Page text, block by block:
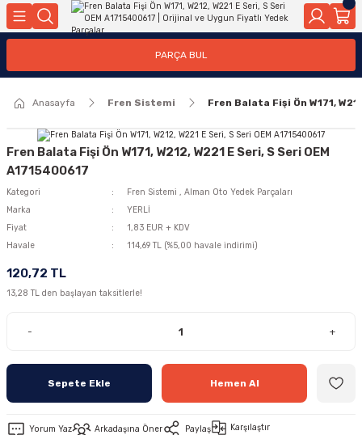
Geri Dön
Geri Dön
Geri Dön
Yakıt Pompası, Yakıt Hatları
Motor Elektrik
Ateşleme Buji Bobin Buji Kablosu
Geri Dön
Geri Dön
Geri Dön
Kollar
Geri Dön
Geri Dön
Ön Arka
Geri Dön
PARÇA BUL
Anasayfa Fren Sistemi Fren Balata Fişi Ön W171,
Fren Balata Fişi Ön W171, W212, W221 E Seri, S Seri OEM
A1715400617
Kategori Fren Sistemi , Alman Oto Yedek Parçaları
Marka
YERLİ
Fiyat
1,83 EUR + KDV
Havale
114,69 TL (%5,00 havale indirimi)
120,72 TL
13,28 TL den başlayan taksitlerle!
- +
Sepete Ekle Hemen Al
Yorum Yaz Arkadaşına Öner Paylaş Karşılaştır